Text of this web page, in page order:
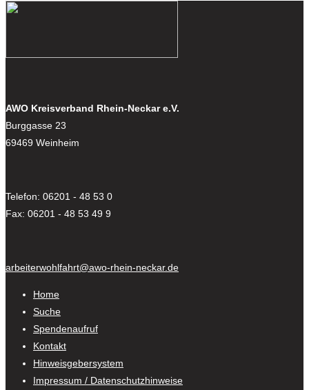
AWO Kreisverband Rhein-Neckar e.V.
Burggasse 23
69469 Weinheim
Telefon: 06201 - 48 53 0
Fax: 06201 - 48 53 49 9
arbeiterwohlfahrt@awo-rhein-neckar.de
Home
Suche
Spendenaufruf
Kontakt
Hinweisgebersystem
Impressum / Datenschutzhinweise